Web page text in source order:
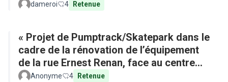
dameroi 4 Retenue
« Projet de Pumptrack/Skatepark dans le
cadre de la rénovation de l’équipement
de la rue Ernest Renan, face au centre
commercial »
Anonyme 4 Retenue